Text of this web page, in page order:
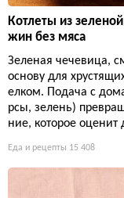
Котлеты из
жин без мяса
Зеленая чечевица,
основу для
елком. Подача с
рсы, зелень)
ние, которое
Еда и рецепты 15 408